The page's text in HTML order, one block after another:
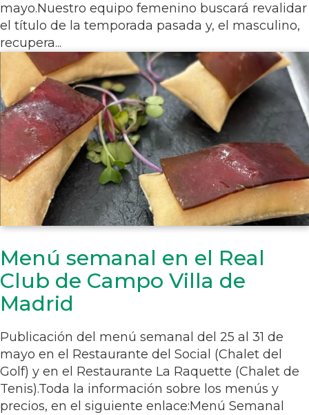
mayo.Nuestro equipo femenino buscará revalidar
el título de la temporada pasada y, el masculino,
recupera...
Menú semanal en el Real
Club de Campo Villa de
Madrid
Publicación del menú semanal del 25 al 31 de
mayo en el Restaurante del Social (Chalet del
Golf) y en el Restaurante La Raquette (Chalet de
Tenis).Toda la información sobre los menús y
precios, en el siguiente enlace:Menú Semanal